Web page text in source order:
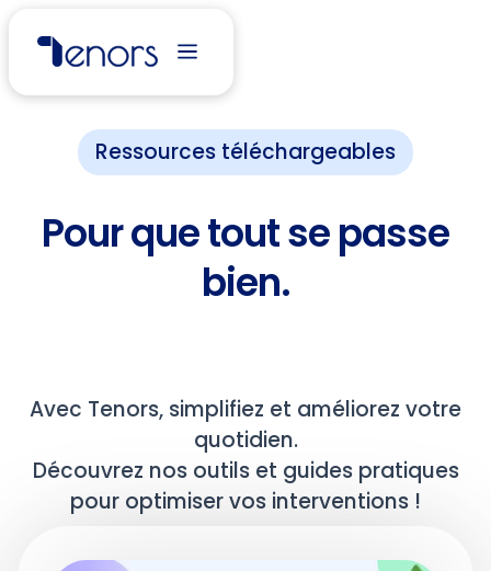
Ressources téléchargeables
Pour que tout se passe
bien.
Avec Tenors, simplifiez et améliorez votre
quotidien.
Découvrez nos outils et guides pratiques
pour optimiser vos interventions !